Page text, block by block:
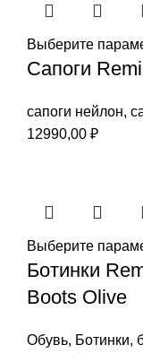
Выберите
Сапоги
сапоги нейлон,
12990,00 ₽
Выберите
Ботинки
Boots Olive
Обувь, Ботинки,